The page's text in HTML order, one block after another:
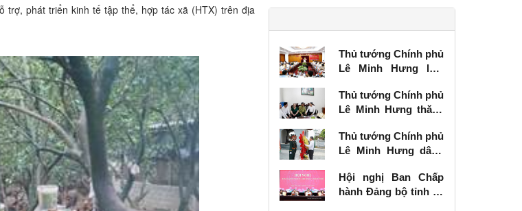
trợ, phát triển kinh tế tập thể, hợp tác xã (HTX) trên địa
Thủ tướng Chính phủ
Lê Minh Hưng làm
vụ Tỉnh ủy Lạng Sơn
Thủ tướng Chính phủ
Lê Minh Hưng thăm,
binh tại Lạng Sơn
Thủ tướng Chính phủ
Lê Minh Hưng dâng
các Anh hùng liệt sĩ
tại Lạng Sơn
Hội nghị Ban Chấp
hành Đảng bộ tỉnh kỳ